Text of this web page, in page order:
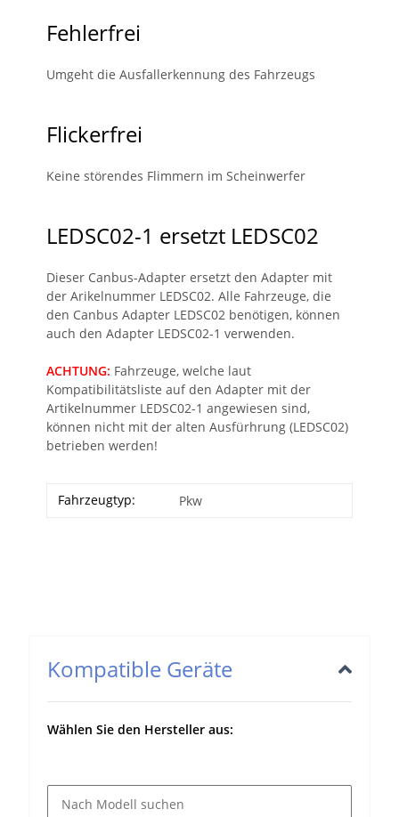
Fehlerfrei
Umgeht die Ausfallerkennung des Fahrzeugs
Flickerfrei
Keine störendes Flimmern im Scheinwerfer
LEDSC02-1 ersetzt LEDSC02
Dieser Canbus-Adapter ersetzt den Adapter mit
der Arikelnummer LEDSC02. Alle Fahrzeuge, die
den Canbus Adapter LEDSC02 benötigen, können
auch den Adapter LEDSC02-1 verwenden.
ACHTUNG: Fahrzeuge, welche laut
Kompatibilitätsliste auf den Adapter mit der
Artikelnummer LEDSC02-1 angewiesen sind,
können nicht mit der alten Ausfürhrung (LEDSC02)
betrieben werden!
Fahrzeugtyp: Pkw
Kompatible Geräte
Wählen Sie den Hersteller aus: